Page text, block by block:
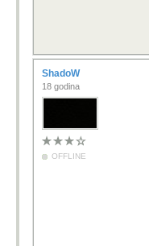
ShadoW
18 godina
OFFLINE